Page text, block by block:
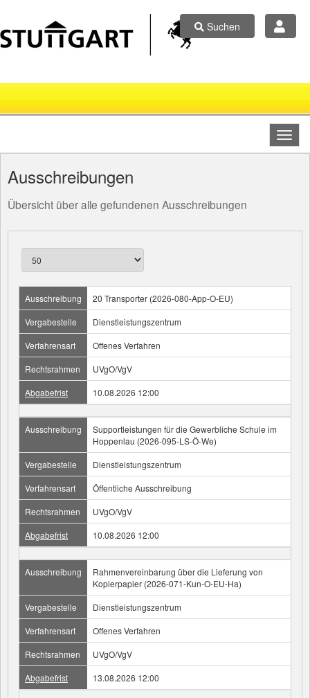
Suchen
Ausschreibungen
Übersicht über alle gefundenen Ausschreibungen
Ausschreibung
20 Transporter (2026-080-App-O-EU)
Vergabestelle
Dienstleistungszentrum
Verfahrensart
Offenes Verfahren
Rechtsrahmen
UVgO/VgV
Abgabefrist
10.08.2026 12:00
Ausschreibung
Supportleistungen für die Gewerbliche Schule im
Hoppenlau (2026-095-LS-Ö-We)
Vergabestelle
Dienstleistungszentrum
Verfahrensart
Öffentliche Ausschreibung
Rechtsrahmen
UVgO/VgV
Abgabefrist
10.08.2026 12:00
Ausschreibung
Rahmenvereinbarung über die Lieferung von
Kopierpapier (2026-071-Kun-O-EU-Ha)
Vergabestelle
Dienstleistungszentrum
Verfahrensart
Offenes Verfahren
Rechtsrahmen
UVgO/VgV
Abgabefrist
13.08.2026 12:00